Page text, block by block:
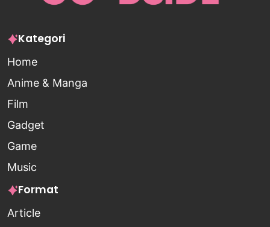
Kategori
Home
Anime & Manga
Film
Gadget
Game
Music
Format
Article